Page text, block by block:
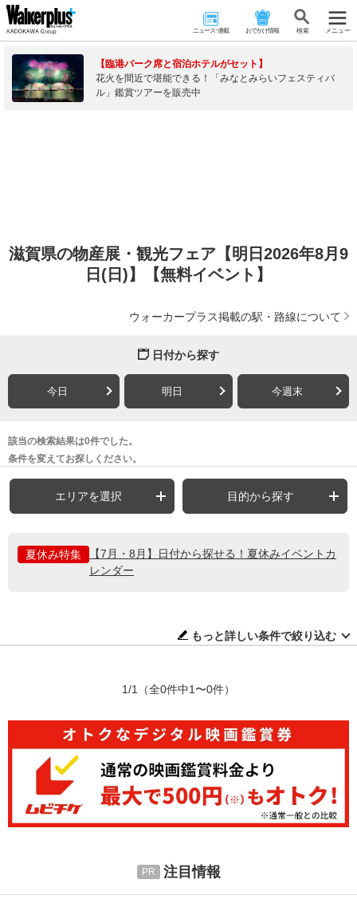
ニュース･連載 おでかけ情報 検 索 メニュー
【臨港パーク席と宿泊ホテルがセット】
花火を間近で堪能できる！「みなとみらいフェスティバ
ル」鑑賞ツアーを販売中
滋賀県の物産展・観光フェア【明日2026年8月9
日(日)】【無料イベント】
ウォーカープラス掲載の駅・路線について
日付から探す
今日 明日 今週末
該当の検索結果は0件でした。
条件を変えてお探しください。
エリアを選択 目的から探す
夏休み特集
【7月・8月】日付から探せる！夏休みイベントカ
レンダー
もっと詳しい条件で絞り込む
1/1 （全0件中1〜0件）
注目情報